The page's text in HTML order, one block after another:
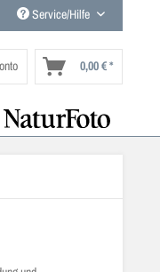
Service/Hilfe
0,00 € *